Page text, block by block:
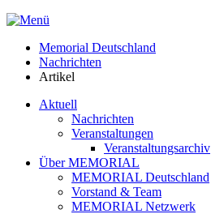
Memorial Deutschland
Nachrichten
Artikel
Aktuell
Nachrichten
Veranstaltungen
Veranstaltungsarchiv
Über MEMORIAL
MEMORIAL Deutschland
Vorstand & Team
MEMORIAL Netzwerk